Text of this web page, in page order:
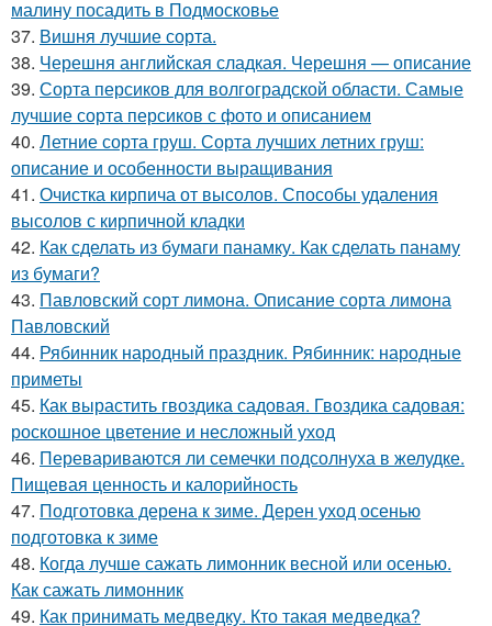
малину посадить в Подмосковье
37. Вишня лучшие сорта.
38. Черешня английская сладкая. Черешня — описание
39. Сорта персиков для волгоградской области. Самые
лучшие сорта персиков с фото и описанием
40. Летние сорта груш. Сорта лучших летних груш:
описание и особенности выращивания
41. Очистка кирпича от высолов. Способы удаления
высолов с кирпичной кладки
42. Как сделать из бумаги панамку. Как сделать панаму
из бумаги?
43. Павловский сорт лимона. Описание сорта лимона
Павловский
44. Рябинник народный праздник. Рябинник: народные
приметы
45. Как вырастить гвоздика садовая. Гвоздика садовая:
роскошное цветение и несложный уход
46. Перевариваются ли семечки подсолнуха в желудке.
Пищевая ценность и калорийность
47. Подготовка дерена к зиме. Дерен уход осенью
подготовка к зиме
48. Когда лучше сажать лимонник весной или осенью.
Как сажать лимонник
49. Как принимать медведку. Кто такая медведка?